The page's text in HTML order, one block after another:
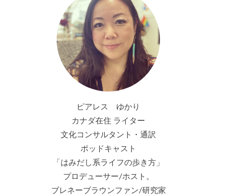
ピアレス ゆかり
カナダ在住 ライター
文化コンサルタント・通訳
ポッドキャスト
「はみだし系ライフの歩き方」
プロデューサー/ホスト。
ブレネーブラウンファン/研究家